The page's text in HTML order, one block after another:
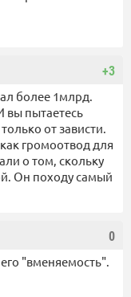
+3
более 1млрд.
вы пытаетесь
от зависти.
громоотвод для
о том, скольку
Он походу самый
0
его "вменяемость".